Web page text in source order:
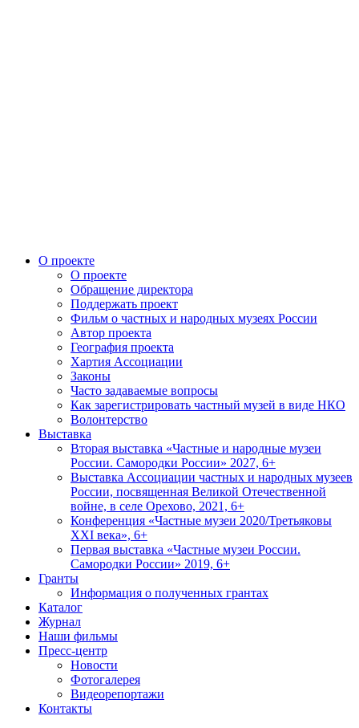
О проекте
О проекте
Обращение директора
Поддержать проект
Фильм о частных и народных музеях России
Автор проекта
География проекта
Хартия Ассоциации
Законы
Часто задаваемые вопросы
Как зарегистрировать частный музей в виде НКО
Волонтерство
Выставка
Вторая выставка «Частные и народные музеи
России. Самородки России» 2027, 6+
Выставка Ассоциации частных и народных музеев
России, посвященная Великой Отечественной
войне, в селе Орехово, 2021, 6+
Конференция «Частные музеи 2020/Третьяковы
XXI века», 6+
Первая выставка «Частные музеи России.
Самородки России» 2019, 6+
Гранты
Информация о полученных грантах
Каталог
Журнал
Наши фильмы
Пресс-центр
Новости
Фотогалерея
Видеорепортажи
Контакты